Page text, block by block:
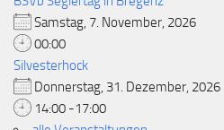
Samstag, 7. November, 2026
00:00
Silvesterhock
Donnerstag, 31. Dezember, 2026
14:00 -17:00